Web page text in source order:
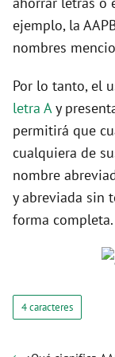
ejemplo, la
nombres
Por lo tanto, el
letra Ay
permitirá que
cualquiera de
nombre
y abreviada sin
forma completa.
4 caracteres